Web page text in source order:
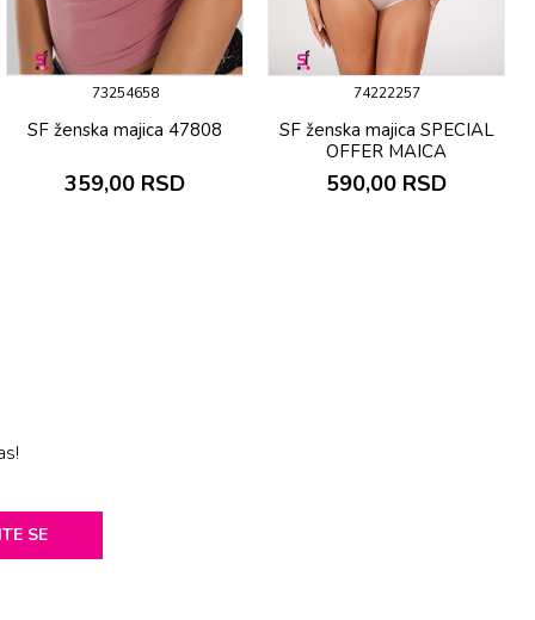
73254658
SF ženska majica 47808
359,00 RSD
74222257
SF ženska majica SPECIAL
OFFER MAICA
590,00 RSD
SE